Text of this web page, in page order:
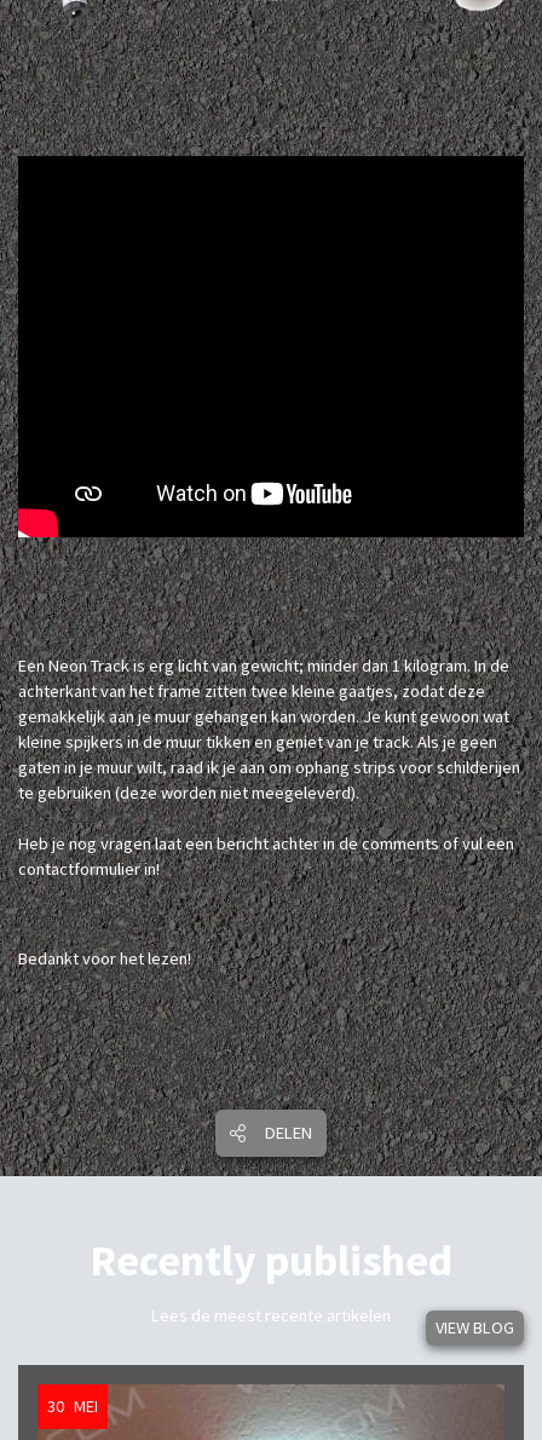
Een Neon Track is erg licht van gewicht; minder dan 1 kilogram. In de
achterkant van het frame zitten twee kleine gaatjes, zodat deze
gemakkelijk aan je muur gehangen kan worden. Je kunt gewoon wat
kleine spijkers in de muur tikken en geniet van je track. Als je geen
gaten in je muur wilt, raad ik je aan om ophang strips voor schilderijen
te gebruiken (deze worden niet meegeleverd).
Heb je nog vragen laat een bericht achter in de comments of vul een
contactformulier in!
Bedankt voor het lezen!
DELEN
Recently published
Lees de meest recente artikelen
VIEW BLOG
30 MEI